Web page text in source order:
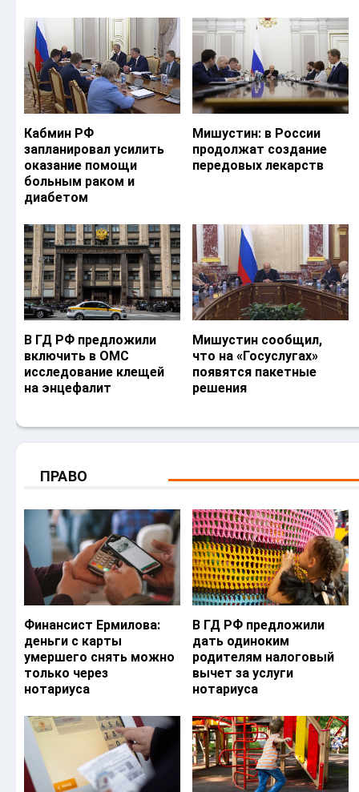
Кабмин РФ
запланировал усилить
оказание помощи
больным раком и
диабетом
Мишустин: в России
продолжат создание
передовых лекарств
В ГД РФ предложили
включить в ОМС
исследование клещей
на энцефалит
Мишустин сообщил,
что на «Госуслугах»
появятся пакетные
решения
ПРАВО
Финансист Ермилова:
деньги с карты
умершего снять можно
только через
нотариуса
В ГД РФ предложили
дать одиноким
родителям налоговый
вычет за услуги
нотариуса